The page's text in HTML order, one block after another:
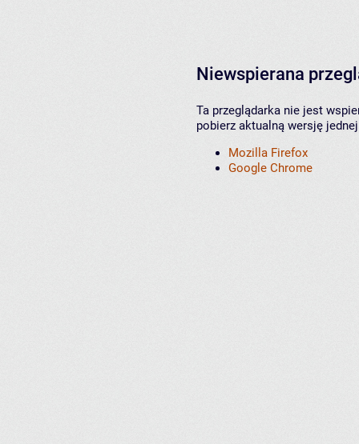
Niewspierana
Ta przeglądarka nie jest
pobierz aktualną wersję
Mozilla Firefox
Google Chrome